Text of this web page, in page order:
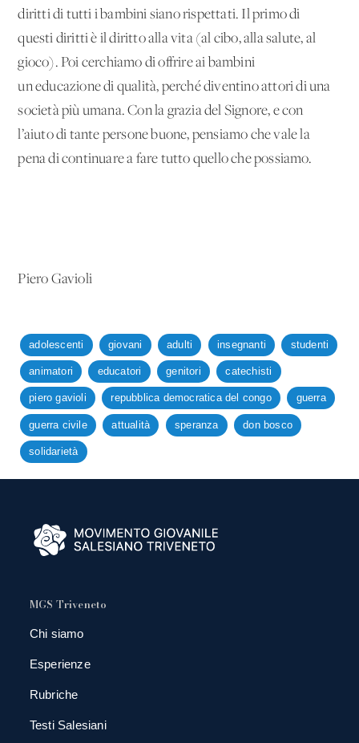
diritti di tutti i bambini siano rispettati. Il primo di
questi diritti è il diritto alla vita (al cibo, alla salute, al
gioco). Poi cerchiamo di offrire ai bambini
un'educazione di qualità, perché diventino attori di una
società più umana. Con la grazia del Signore, e con
l’aiuto di tante persone buone, pensiamo che vale la
pena di continuare a fare tutto quello che possiamo.
Piero Gavioli
adolescenti giovani adulti insegnanti studenti
animatori educatori genitori catechisti
piero gavioli repubblica democratica del congo guerra
guerra civile attualità speranza don bosco
solidarietà
MGS Triveneto
Chi siamo
Esperienze
Rubriche
Testi Salesiani